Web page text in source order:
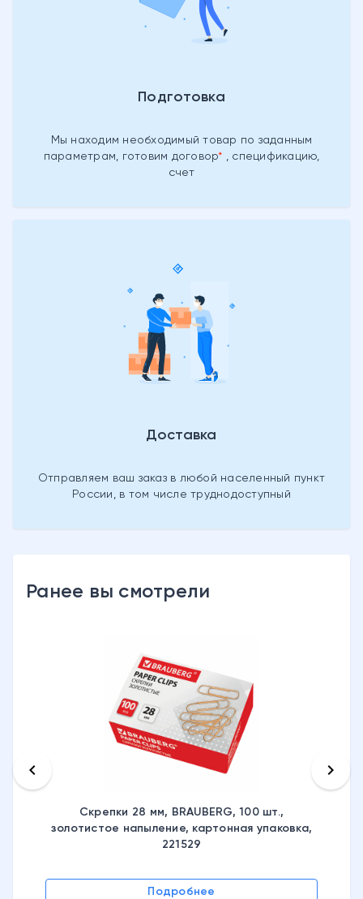
Подготовка
Мы находим необходимый товар по заданным
параметрам, готовим договор
, спецификацию,
счет
Доставка
Отправляем ваш заказ в любой населенный пункт
России, в том числе труднодоступный
Ранее вы смотрели
Скрепки 28 мм, BRAUBERG, 100 шт.,
золотистое напыление, картонная упаковка,
221529
Подробнее
keyboard_arrow_left keyboard_arrow_right